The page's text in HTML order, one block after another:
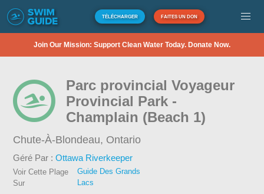
TÉLÉCHARGER FAITES UN DON
Join Our Mission: Support Clean Water Today. Donate Now.
Parc provincial Voyageur
Provincial Park -
Champlain (Beach 1)
Chute-À-Blondeau, Ontario
Géré Par :Ottawa Riverkeeper
Voir Cette Plage
Sur
Guide Des Grands
Lacs